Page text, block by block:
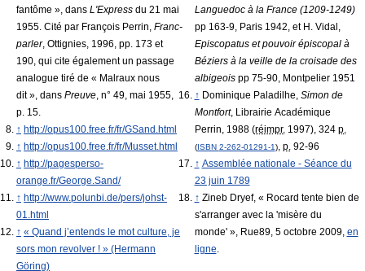
fantôme », dans L'Express du 21 mai
1955. Cité par François Perrin, Franc-
parler, Ottignies, 1996, pp. 173 et
190, qui cite également un passage
analogue tiré de « Malraux nous
dit », dans Preuve, n° 49, mai 1955,
p. 15.
↑ http://opus100.free.fr/fr/GSand.html
↑ http://opus100.free.fr/fr/Musset.html
↑ http://pagesperso-
orange.fr/George.Sand/
↑ http://www.polunbi.de/pers/johst-
01.html
↑ « Quand j’entends le mot culture, je
sors mon revolver ! » (Hermann
Göring)
Languedoc à la France (1209-1249)
pp 163-9, Paris 1942, et H. Vidal,
Episcopatus et pouvoir épiscopal à
Béziers à la veille de la croisade des
albigeoispp 75-90, Montpelier 1951
↑ Dominique Paladilhe, Simon de
Montfort, Librairie Académique
Perrin, 1988 (réimpr.1997), 324 p.
(ISBN 2-262-01291-1), p.92-96
↑ Assemblée nationale - Séance du
23 juin 1789
↑ Zineb Dryef, « Rocard tente bien de
s'arranger avec la 'misère du
monde' », Rue89, 5 octobre 2009, en
ligne.